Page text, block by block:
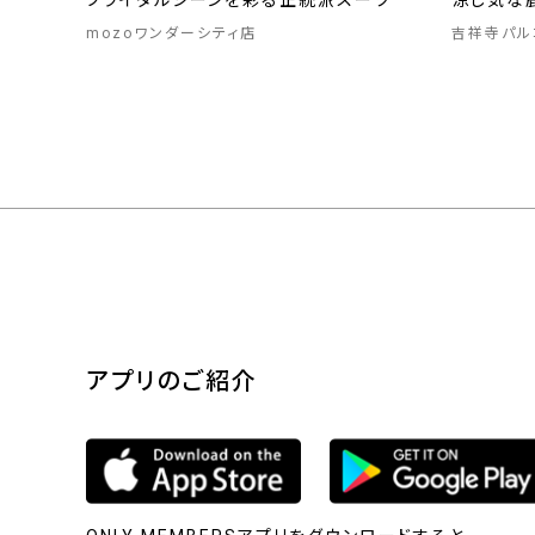
mozoワンダーシティ店 吉祥寺パル
アプリのご紹介